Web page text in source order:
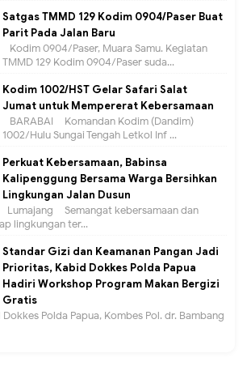
Satgas TMMD 129 Kodim 0904/Paser Buat
Parit Pada Jalan Baru
Kodim 0904/Paser, Muara Samu. Kegiatan
TMMD 129 Kodim 0904/Paser suda...
Kodim 1002/HST Gelar Safari Salat
Jumat untuk Mempererat Kebersamaan
BARABAI – Komandan Kodim (Dandim)
1002/Hulu Sungai Tengah Letkol Inf ...
Perkuat Kebersamaan, Babinsa
Kalipenggung Bersama Warga Bersihkan
Lingkungan Jalan Dusun
Lumajang – Semangat kebersamaan dan
lingkungan ter...
Standar Gizi dan Keamanan Pangan Jadi
Prioritas, Kabid Dokkes Polda Papua
Hadiri Workshop Program Makan Bergizi
Gratis
Polda Papua, Kombes Pol. dr. Bambang